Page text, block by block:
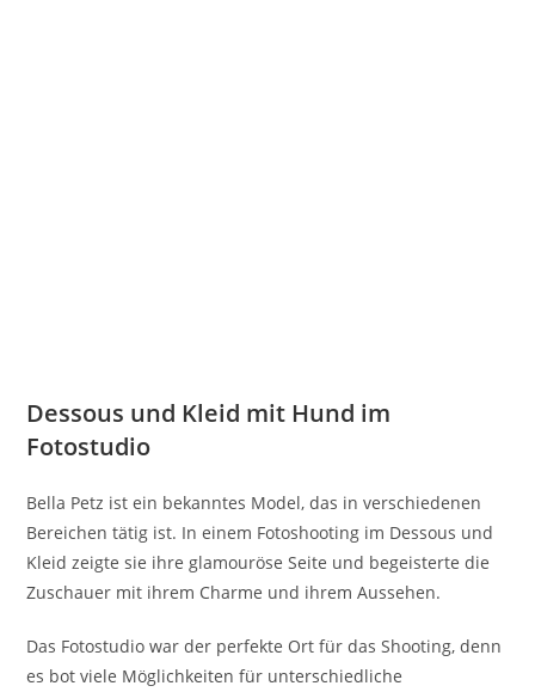
Dessous und Kleid mit Hund im
Fotostudio
Bella Petz ist ein bekanntes Model, das in verschiedenen
Bereichen tätig ist. In einem Fotoshooting im Dessous und
Kleid zeigte sie ihre glamouröse Seite und begeisterte die
Zuschauer mit ihrem Charme und ihrem Aussehen.
Das Fotostudio war der perfekte Ort für das Shooting, denn
es bot viele Möglichkeiten für unterschiedliche